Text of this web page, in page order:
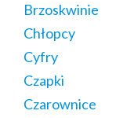
Brzoskwinie
Chłopcy
Cyfry
Czapki
Czarownice